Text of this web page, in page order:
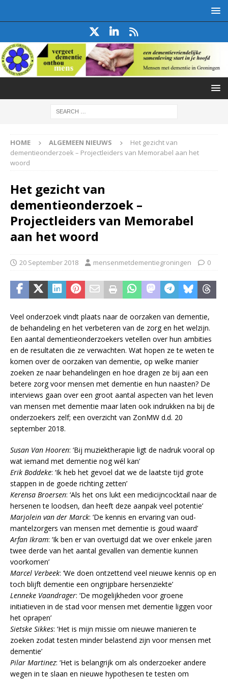
HOME ALGEMEEN NIEUWS
Het gezicht van
dementieonderzoek – Projectleiders van Memorabel aan het
woord
Het gezicht van
dementieonderzoek –
Projectleiders van Memorabel
aan het woord
20 September 2018 mensenmetdementiegroningen 0
Veel onderzoek vindt plaats naar de oorzaken van dementie,
de behandeling en het verbeteren van de zorg en het welzijn.
Een aantal dementieonderzoekers vetellen over hun ambities
en de resultaten die ze verwachten. Wat hopen ze te weten te
komen over de oorzaken van dementie, op welke manier
zoeken ze naar behandelingen en hoe dragen ze bij aan een
betere zorg voor mensen met dementie en hun naasten? De
interviews gaan over een groot aantal aspecten van het leven
van mensen met dementie maar laten ook indrukken na bij de
onderzoekers zelf; een overzicht van ZonMW d.d. 20
september 2018.
Susan Van Hooren: ‘Bij muziektherapie ligt de nadruk vooral op
wat iemand met dementie nog wél kan’
Erik Boddeke: ‘Ik heb het gevoel dat we de laatste tijd grote
stappen in de goede richting zetten’
Kerensa Broersen: ‘Als het ons lukt een medicijncocktail naar de
hersenen te loodsen, dan heeft deze aanpak veel potentie’
Marjolein van der Marck: ‘De kennis en ervaring van oud-
mantelzorgers van mensen met dementie is goud waard’
Arfan Ikram: ‘Ik ben er van overtuigd dat we over enkele jaren
twee derde van het aantal gevallen van dementie kunnen
voorkomen’
Marcel Verbeek: ‘We doen ontzettend veel nieuwe kennis op en
toch blijft dementie een ongrijpbare hersenziekte’
Lenneke Vaandrager: ‘De mogelijkheden voor groene
initiatieven in de stad voor mensen met dementie liggen voor
het oprapen’
Sietske Sikkes: ‘Het is mijn missie om nieuwe manieren te
zoeken zodat testen minder belastend zijn voor mensen met
dementie’
Pilar Martinez: ‘Het is belangrijk om als onderzoeker andere
wegen in te slaan en nieuwe hypothesen te testen om